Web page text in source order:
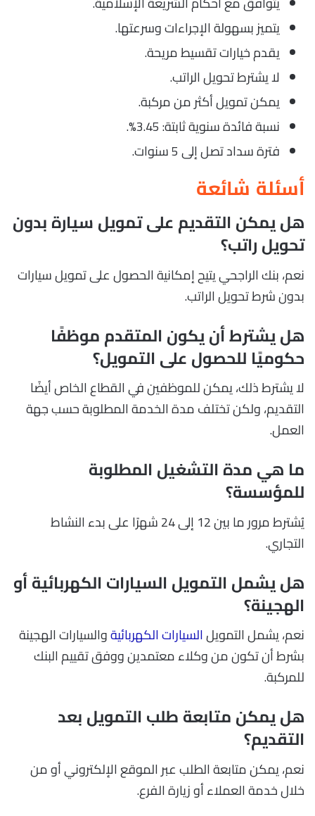
يتميز بسهولة الإجراءات وسرعتها.
يقدم خيارات تقسيط مريحة.
لا يشترط تحويل الراتب.
يمكن تمويل أكثر من مركبة.
نسبة فائدة سنوية ثابتة: 3.45%.
فترة سداد تصل إلى 5 سنوات.
أسئلة شائعة
هل يمكن التقديم على تمويل سيارة بدون
تحويل راتب؟
نعم، بنك الراجحي يتيح إمكانية الحصول على تمويل سيارات
بدون شرط تحويل الراتب.
هل يشترط أن يكون المتقدم موظفًا
حكوميًا للحصول على التمويل؟
لا يشترط ذلك، يمكن للموظفين في القطاع الخاص أيضًا
التقديم، ولكن تختلف مدة الخدمة المطلوبة حسب جهة
العمل.
ما هي مدة التشغيل المطلوبة
للمؤسسة؟
يُشترط مرور ما بين 12 إلى 24 شهرًا على بدء النشاط
التجاري.
هل يشمل التمويل السيارات الكهربائية أو
الهجينة؟
نعم، يشمل التمويلالسيارات الكهربائيةوالسيارات الهجينة
بشرط أن تكون من وكلاء معتمدين ووفق تقييم البنك
للمركبة.
هل يمكن متابعة طلب التمويل بعد
التقديم؟
نعم، يمكن متابعة الطلب عبر الموقع الإلكتروني أو من
خلال خدمة العملاء أو زيارة الفرع.